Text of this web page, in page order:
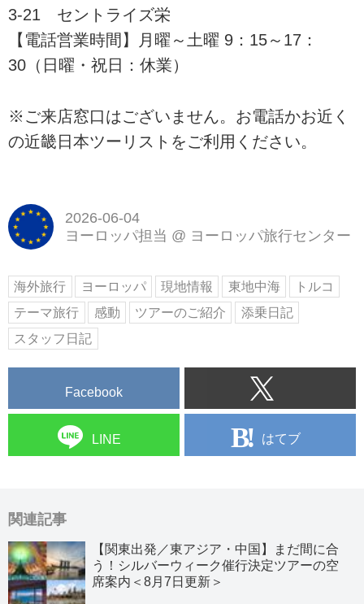
3-21 セントライズ栄
【電話営業時間】月曜～土曜 9：15～17：
30（日曜・祝日：休業）
※ご来店窓口はございません。お電話かお近く
の近畿日本ツーリストをご利用ください。
2026-06-04
ヨーロッパ担当 @ ヨーロッパ旅行センター
海外旅行 ヨーロッパ 現地情報 東地中海
トルコ
テーマ旅行
感動 ツアーのご紹介
添乗日記
スタッフ日記
Facebook
LINE はてブ
関連記事
【関東出発／東アジア・中国】まだ間に合
う！シルバーウィーク催行決定ツアーの空
席案内＜8月7日更新＞